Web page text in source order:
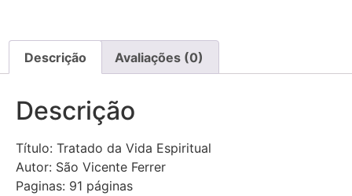
Descrição Avaliações (0)
Descrição
Título: Tratado da Vida Espiritual
Autor: São Vicente Ferrer
Paginas: 91 páginas